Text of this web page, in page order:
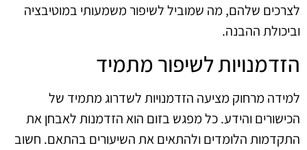
לצרכים שלהם, מה שמוביל לשיפור משמעותי במוטיבציה
וביכולת ההבנה.
הזדמנויות לשיפור מתמיד
למידה מרחוק מציעה הזדמנויות לשדרוג מתמיד של
הכישורים והידע. כל מפגש בזום הוא הזדמנות לאבחן את
התקדמות הלומדים ולהתאים את השיעורים בהתאם. חשוב